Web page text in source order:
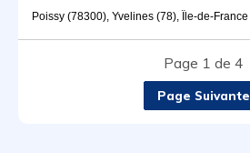
Poissy (78300), Yvelines (78), Île-de-France
Page 1 de 4
Page Suivante